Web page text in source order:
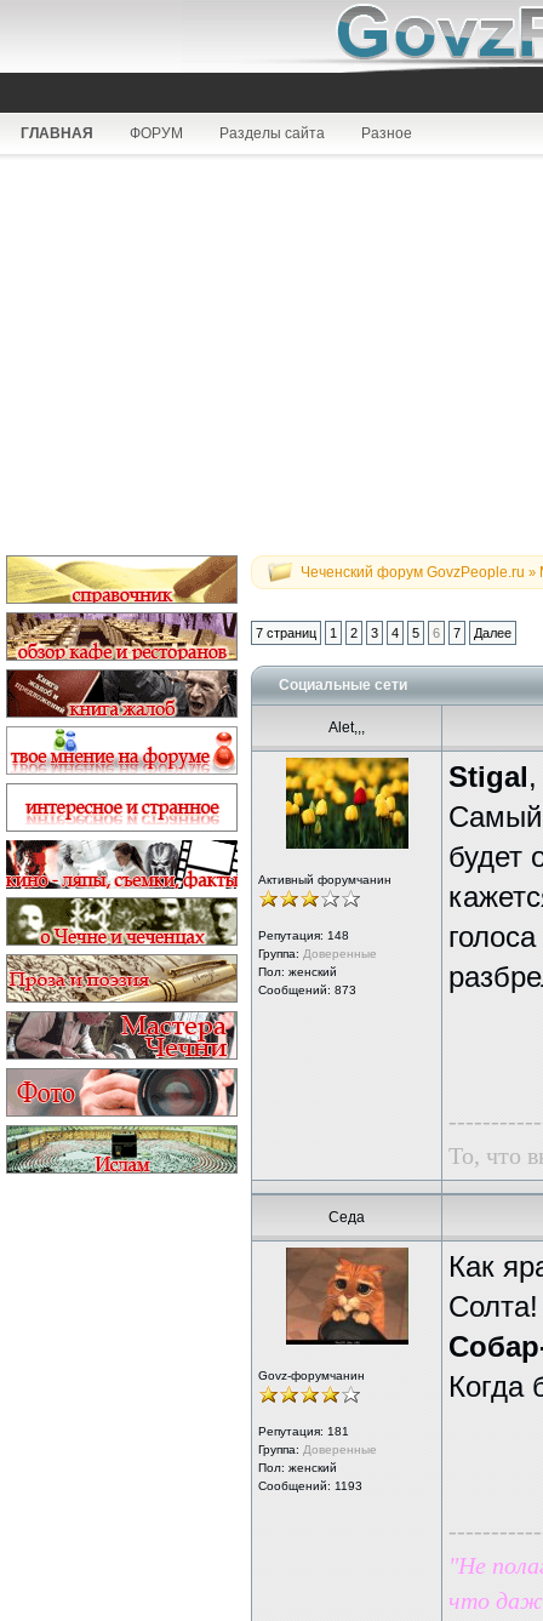
ГЛАВНАЯ ФОРУМ Разделы сайта Разное
Чеченский форум GovzPeople.ru »
7 страниц 1 2 3 4 5 6 7 Далее
Социальные сети
Alet,,,
Активный форумчанин
Репутация: 148
Группа: Доверенные
Пол: женский
Сообщений: 873
Stigal,
Самый
будет
То, что
Седа
Govz-форумчанин
Репутация: 181
Группа: Доверенные
Пол: женский
Сообщений: 1193
Как
Солта!
Когда
"Не
что